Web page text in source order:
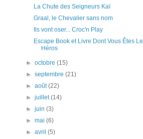
La Chute des Seigneurs Kaï
Graal, le Chevalier sans nom
Ils vont oser... Croc'n Play
Escape Book et Livre Dont Vous Êtes Le
Héros
►octobre(15)
►septembre(21)
►août(22)
►juillet(14)
►juin(3)
►mai(6)
►avril(5)